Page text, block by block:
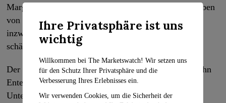
Margenkredite verpfändet worden waren. Nach Angaben
von Hindenburg Research ist dieses Versprechen
inzwischen auf 202 Millionen Einheiten im Wert von
schätzungsweise 6,5 Milliarden Dollar gestiegen.
Der eskalierende Streit zwischen Hindenburg und Icahn
Enterprises hat die Marktkapitalisierung des
Unternehmens erheblich beeinträchtigt und zu einem
Ihre Privatsphäre ist uns
wichtig
Willkommen bei The Marketswatch! Wir setzen uns
für den Schutz Ihrer Privatsphäre und die
Verbesserung Ihres Erlebnisses ein.
Wir verwenden Cookies, um die Sicherheit der